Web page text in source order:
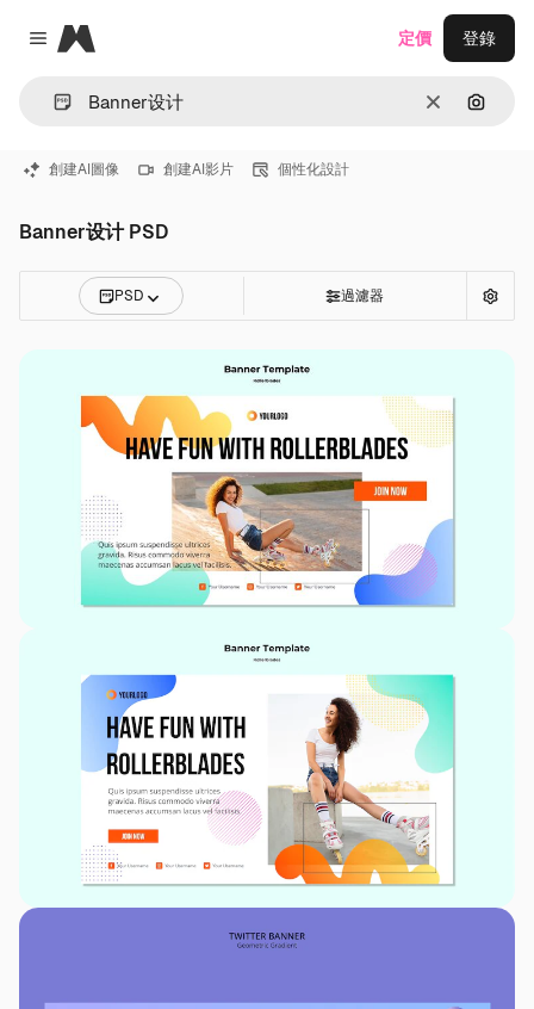
Close menu
Magnific
清除 通過圖
定價 登錄
創建AI圖像 創建AI影片 個性化設計
Banner设计 PSD
PSD 過濾器